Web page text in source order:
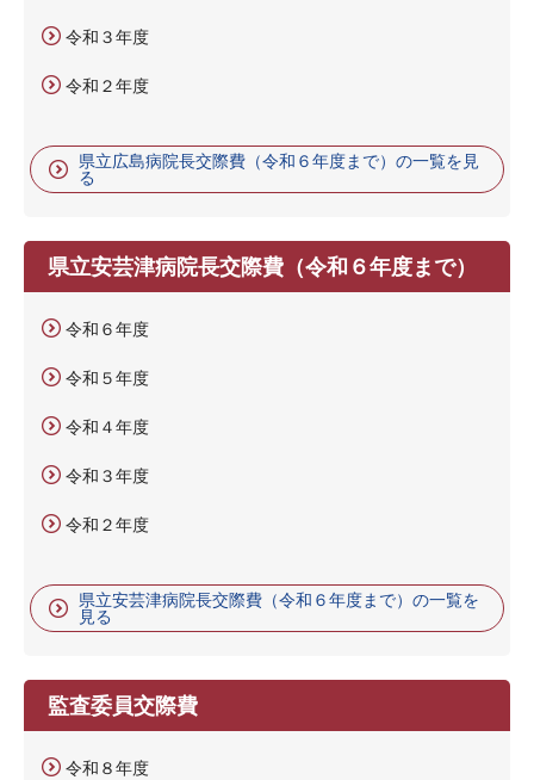
令和３年度
令和２年度
県立広島病院長交際費（令和６年度まで）の一覧を見
る
県立安芸津病院長交際費（令和６年度まで）
令和６年度
令和５年度
令和４年度
令和３年度
令和２年度
県立安芸津病院長交際費（令和６年度まで）の一覧を
見る
監査委員交際費
令和８年度